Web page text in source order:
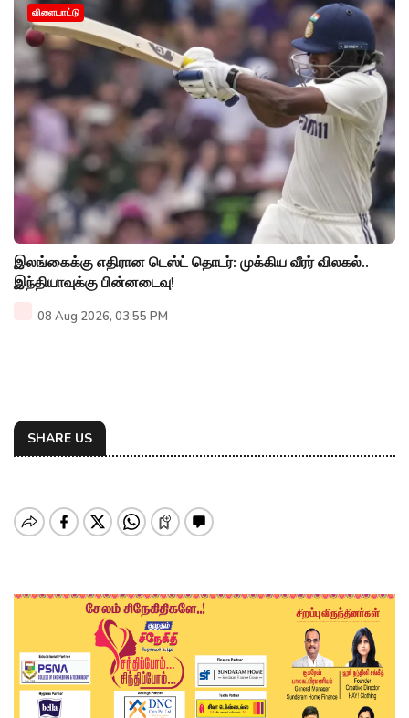
விளையாட்டு
இலங்கைக்கு எதிரான டெஸ்ட் தொடர்: முக்கிய வீரர் விலகல்..
இந்தியாவுக்கு பின்னடைவு!
08 Aug 2026, 03:55 PM
SHARE US